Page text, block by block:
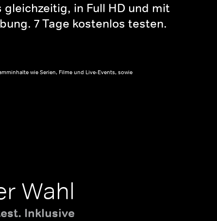
in Full HD und mit
7 Tage kostenlos testen.
wie Serien, Filme und Live-Events, sowie
Wahl
Inklusive